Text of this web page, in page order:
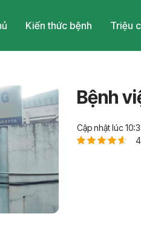
Kiến thức bệnh Triệu
Bệnh
Cập nhật lúc